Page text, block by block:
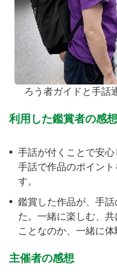
ろう者ガイドと手話
利用した鑑賞者の感
手話が付くことで安心
手話で作品のポイン
す。
鑑賞した作品が、手
た。一緒に楽しむ、
ことなのか、一緒に体
主催者の感想